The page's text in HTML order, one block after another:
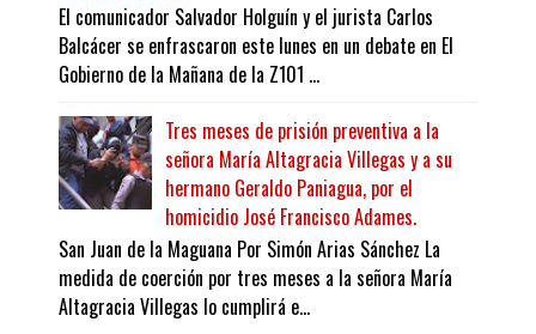
El comunicador Salvador Holguín y el jurista Carlos
Balcácer se enfrascaron este lunes en un debate en El
Gobierno de la Mañana de la Z101 ...
Tres meses de prisión preventiva a la
señora María Altagracia Villegas y a su
hermano Geraldo Paniagua, por el
homicidio José Francisco Adames.
San Juan de la Maguana Por Simón Arias Sánchez La
medida de coerción por tres meses a la señora María
Altagracia Villegas lo cumplirá e...